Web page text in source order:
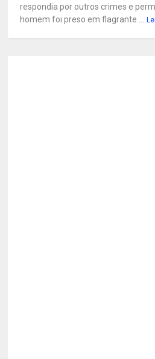
respondia por outros crimes e
homem foi preso em flagrante ...